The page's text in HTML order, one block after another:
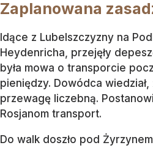
Zaplanowana
Idące z Lubelszczyzny na
Heydenricha, przejęły
była mowa o transporcie
pieniędzy. Dowódca
przewagę liczebną.
Rosjanom transport.
Do walk doszło pod